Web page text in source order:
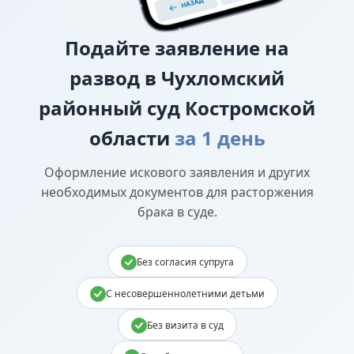
Подайте заявление на
развод в Чухломский
районный суд Костромской
области за 1 день
Оформление искового заявления и других
необходимых документов для расторжения
брака в суде.
Без согласия супруга
С несовершеннолетними детьми
Без визита в суд